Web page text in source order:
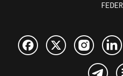
FEDER